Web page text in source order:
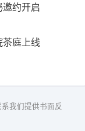
约开启
茶庭上线
我们提供书面反